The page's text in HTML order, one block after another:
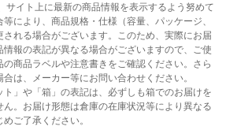
サイト上に最新の商品情報を表示するよう努めて
により、商品規格・仕様（容量、パッケージ、
れる場合がございます。このため、実際にお届
報の表記が異なる場合がございますので、ご使
商品ラベルや注意書きをご確認ください。さら
は、メーカー等にお問い合わせください。
ト」や「箱」の表記は、必ずしも箱でのお届けを
。お届け形態は倉庫の在庫状況等により異なる
ご了承ください。